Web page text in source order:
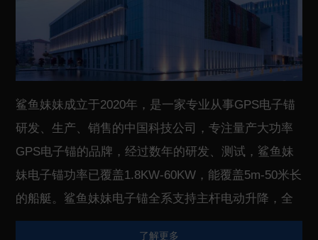
鲨鱼妹妹成立于2020年，是一家专业从事GPS电子锚
研发、生产、销售的中国科技公司，专注量产大功率
GPS电子锚的品牌，经过数年的研发、测试，鲨鱼妹
妹电子锚功率已覆盖1.8KW-60KW，能覆盖5m-50米长
的船艇。鲨鱼妹妹电子锚全系支持主杆电动升降，全
系采用无刷电机，主杆采用碳纤维或者钛合金，具有
了解更多